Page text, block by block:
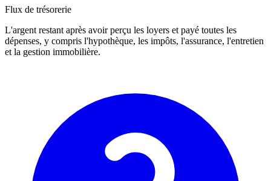
Flux de trésorerie
L'argent restant après avoir perçu les loyers et payé toutes les
dépenses, y compris l'hypothèque, les impôts, l'assurance, l'entretien
et la gestion immobilière.